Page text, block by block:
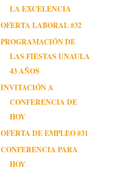
LA EXCELENCIA
OFERTA LABORAL #32
PROGRAMACIÓN DE
LAS FIESTAS UNAULA
43 AÑOS
INVITACIÓN A
CONFERENCIA DE
HOY
OFERTA DE EMPLEO #31
CONFERENCIA PARA
HOY